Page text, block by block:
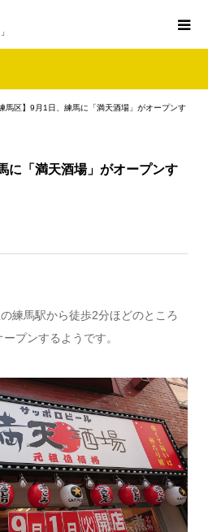
練馬区】9月1日、練馬に「満天酒場」がオープンす
に「満天酒場」がオープンす
練馬駅から徒歩2分ほどのところ
プンするようです。